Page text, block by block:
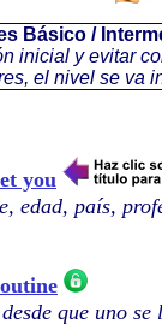
Básico /
inicial y evitar
el nivel se va
you
edad, país,
que uno se